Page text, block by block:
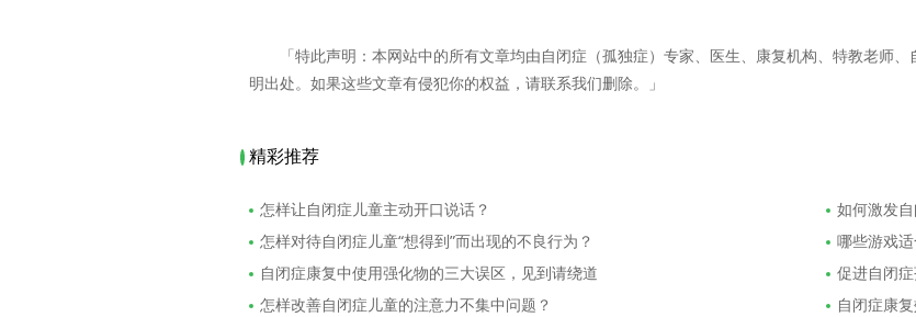
「特此声明：本网站中的所有文章均由自闭症（孤独症）专家、医生、康复机构、特教老师
明出处。如果这些文章有侵犯你的权益，请联系我们删除。」
精彩推荐
怎样让自闭症儿童主动开口说话？
怎样对待自闭症儿童“想得到”而出现的不良行为？
自闭症康复中使用强化物的三大误区，见到请绕道
怎样改善自闭症儿童的注意力不集中问题？
如何激发
哪些游戏
促进自闭
自闭症康